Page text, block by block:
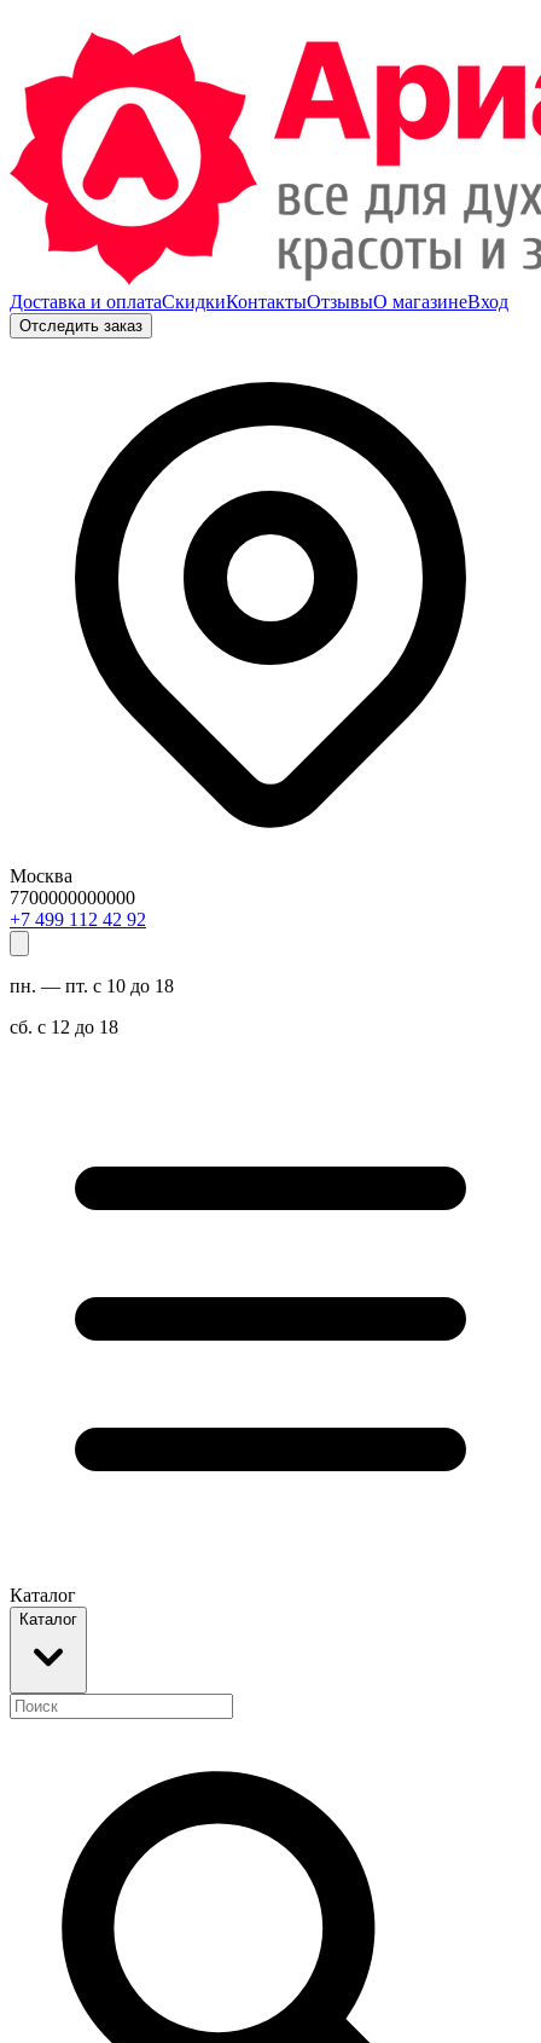
Доставка и оплатаСкидкиКонтактыОтзывыО магазинеВход
Отследить заказ
Москва
7700000000000
29 24 211 994 7+
пн. — пт. с 10 до 18
сб. с 12 до 18
Каталог
Каталог